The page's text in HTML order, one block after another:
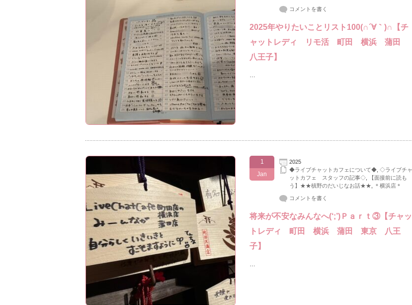
コメントを書く
2025年やりたいことリスト100(∩´∀｀)∩【チ
ャットレディ リモ活 町田 横浜 蒲田
八王子】
…
1
Jan
2025
◆ライブチャットカフェについて◆ ◇ライブチャ
ットカフェ スタッフの記事◇
【面接前に読も
う】★★槙野のだいじなお話★★
＊横浜店＊
コメントを書く
将来が不安なみんなへ(‘;’)Ｐａｒｔ③【チャッ
トレディ 町田 横浜 蒲田 東京 八王
子】
…